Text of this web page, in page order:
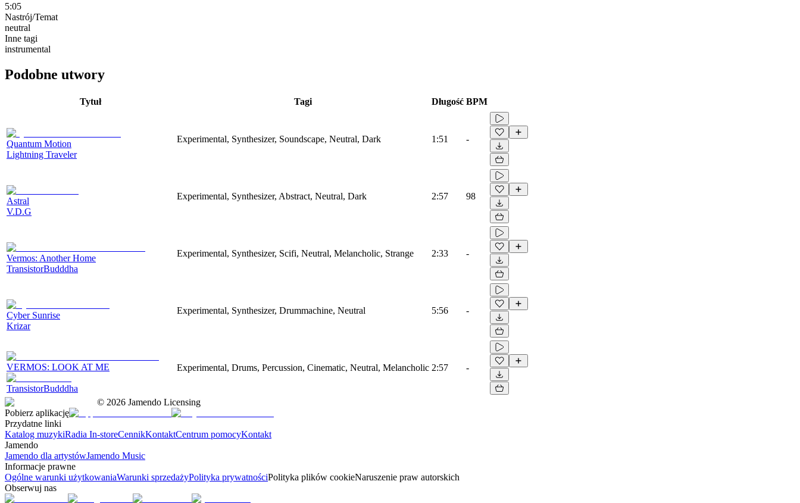
5:05
Nastrój/Temat
neutral
Inne tagi
instrumental
Podobne utwory
Tytuł Tagi Długość BPM
Quantum Motion
Lightning Traveler
Experimental, Synthesizer, Soundscape, Neutral, Dark 1:51 -
Astral
V.D.G
Experimental, Synthesizer, Abstract, Neutral, Dark 2:57 98
Vermos: Another Home
TransistorBudddha
Experimental, Synthesizer, Scifi, Neutral, Melancholic, Strange 2:33 -
Cyber Sunrise
Krizar
Experimental, Synthesizer, Drummachine, Neutral 5:56 -
VERMOS: LOOK AT ME
TransistorBudddha
Experimental, Drums, Percussion, Cinematic, Neutral, Melancholic 2:57 -
© 2026 Jamendo Licensing
Pobierz aplikację
Przydatne linki
Katalog muzykiRadia In-storeCennikKontaktCentrum pomocyKontakt
Jamendo
Jamendo dla artystówJamendo Music
Informacje prawne
Ogólne warunki użytkowaniaWarunki sprzedażyPolityka prywatnościPolityka plików cookieNaruszenie praw autorskich
Obserwuj nas